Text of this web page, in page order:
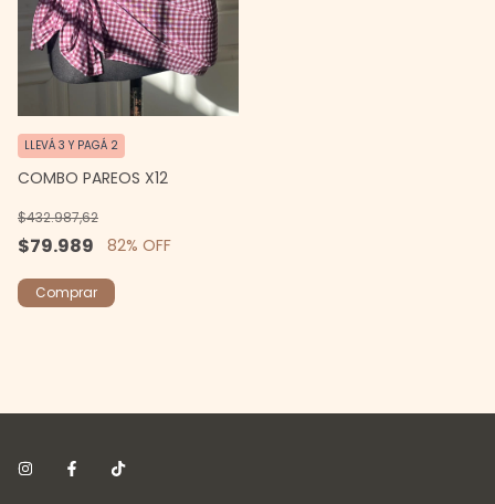
COMBO PAREOS X12
$79.989
$432.987,62
82% OFF
LLEVÁ 3 Y PAGÁ 2